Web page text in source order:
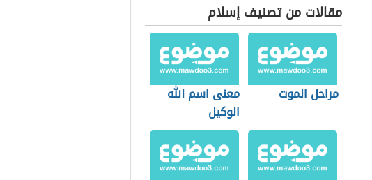
مقالات من تصنيف إسلام
مراحل الموت
معنى اسم الله
الوكيل